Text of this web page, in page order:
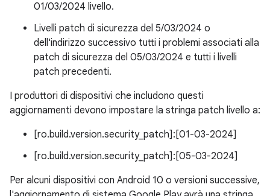
01/03/2024 livello.
Livelli patch di sicurezza del 5/03/2024 o
dell'indirizzo successivo tutti i problemi associati alla
patch di sicurezza del 05/03/2024 e tutti i livelli
patch precedenti.
I produttori di dispositivi che includono questi
aggiornamenti devono impostare la stringa patch livello a:
[ro.build.version.security_patch]:[01-03-2024]
[ro.build.version.security_patch]:[05-03-2024]
Per alcuni dispositivi con Android 10 o versioni successive,